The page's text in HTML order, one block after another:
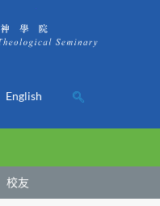
English
校友